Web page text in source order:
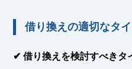
借り換えの適切なタ
✔借り換えを検討すべきタ